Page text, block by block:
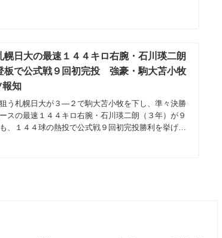
幌日大の最速１４４キロ右腕・石川瑛二朗
板で公式戦９回初完投 強豪・駒大苫小牧
報知
う札幌日大が３―２で駒大苫小牧を下し、準々決勝
スの最速１４４キロ右腕・石川瑛二朗（３年）が９
、１４４球の熱投で公式戦９回初完投勝利を挙げ